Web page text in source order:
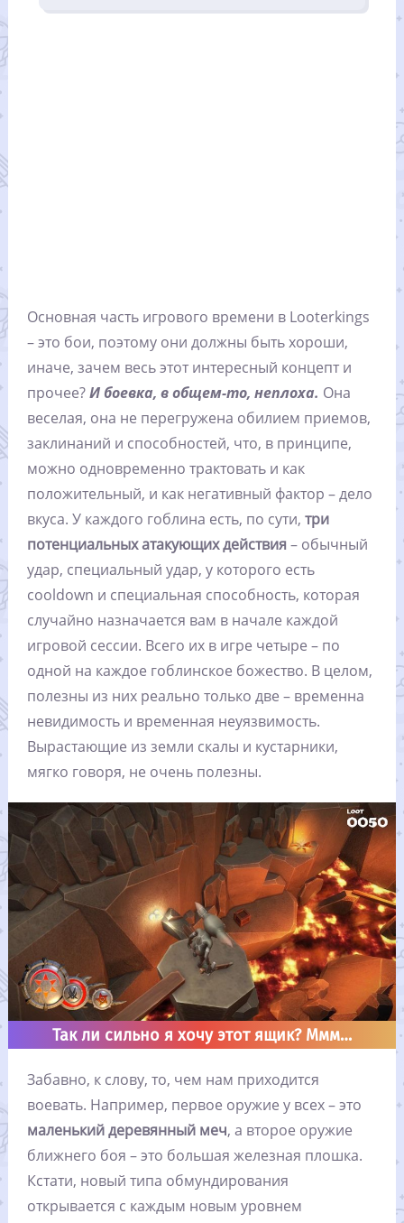
Основная часть игрового времени в Looterkings
– это бои, поэтому они должны быть хороши,
иначе, зачем весь этот интересный концепт и
прочее?И боевка, в общем-то, неплоха. Она
веселая, она не перегружена обилием приемов,
заклинаний и способностей, что, в принципе,
можно одновременно трактовать и как
положительный, и как негативный фактор – дело
вкуса. У каждого гоблина есть, по сути,три
потенциальных атакующих действия– обычный
удар, специальный удар, у которого есть
cooldown и специальная способность, которая
случайно назначается вам в начале каждой
игровой сессии. Всего их в игре четыре – по
одной на каждое гоблинское божество. В целом,
полезны из них реально только две – временна
невидимость и временная неуязвимость.
Вырастающие из земли скалы и кустарники,
мягко говоря, не очень полезны.
Так ли сильно я хочу этот ящик? Ммм…
Забавно, к слову, то, чем нам приходится
воевать. Например, первое оружие у всех – это
маленький деревянный меч, а второе оружие
ближнего боя – это большая железная плошка.
Кстати, новый типа обмундирования
открывается с каждым новым уровнем